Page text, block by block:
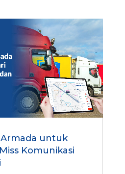
untuk
Komunikasi